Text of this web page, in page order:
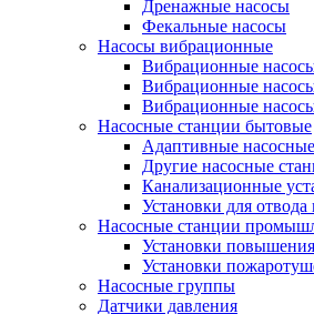
Дренажные насосы
Фекальные насосы
Насосы вибрационные
Вибрационные
Вибрационные
Вибрационные
Насосные станции бытовые
Адаптивные
Другие насосные
Канализационные
Установки для отвода
Насосные станции
Установки
Установки
Насосные группы
Датчики давления